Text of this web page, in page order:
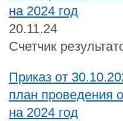
на 2024 год
20.11.24
Счетчик
Приказ от
план проведения
на 2024 год